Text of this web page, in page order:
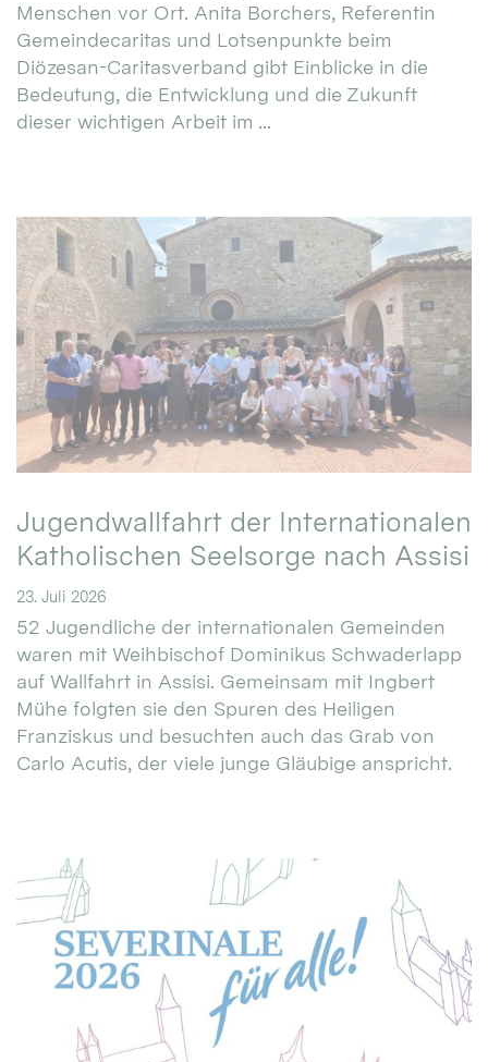
Menschen vor Ort. Anita Borchers, Referentin
Gemeindecaritas und Lotsenpunkte beim
Diözesan-Caritasverband gibt Einblicke in die
Bedeutung, die Entwicklung und die Zukunft
dieser wichtigen Arbeit im ...
Jugendwallfahrt der Internationalen
Katholischen Seelsorge nach Assisi
23. Juli 2026
52 Jugendliche der internationalen Gemeinden
waren mit Weihbischof Dominikus Schwaderlapp
auf Wallfahrt in Assisi. Gemeinsam mit Ingbert
Mühe folgten sie den Spuren des Heiligen
Franziskus und besuchten auch das Grab von
Carlo Acutis, der viele junge Gläubige anspricht.